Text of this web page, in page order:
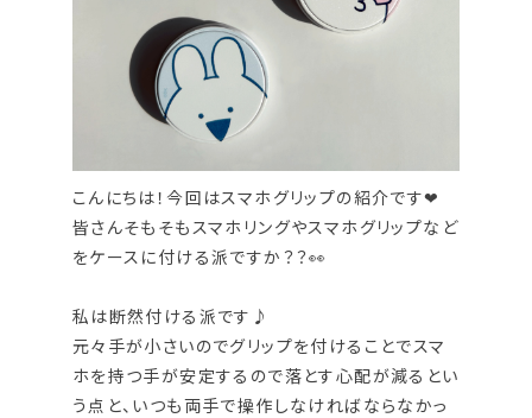
こんにちは！今回はスマホグリップの紹介です❤
皆さんそもそもスマホリングやスマホグリップなど
をケースに付ける派ですか？？👀
私は断然付ける派です♪
元々手が小さいのでグリップを付けることでスマ
ホを持つ手が安定するので落とす心配が減るとい
う点と、いつも両手で操作しなければならなかっ